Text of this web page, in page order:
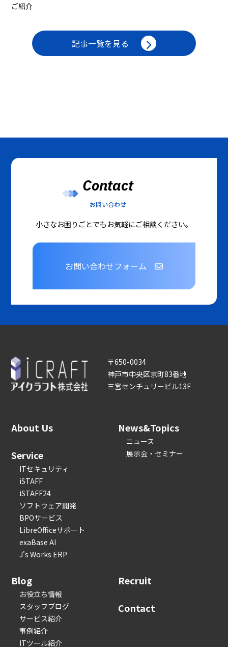
ご紹介
記事一覧を見る
Contact
お問い合わせ
小さなお困りごとでもお気軽にご相談ください。
お問い合わせフォーム
〒650-0034
神戸市中央区京町83番地
三宮センチュリービル13F
About Us
Service
ITセキュリティ
iSTAFF
iSTAFF24
ソフトウェア開発
BPOサービス
LibreOfficeサポート
exaBase AI
J's Works ERP
News&Topics
ニュース
展示会・セミナー
Blog
お役立ち情報
スタッフブログ
サービス紹介
事例紹介
ITツール紹介
Recruit
Contact